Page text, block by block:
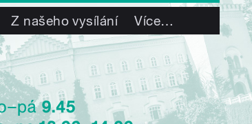
Z našeho vysílání Více…